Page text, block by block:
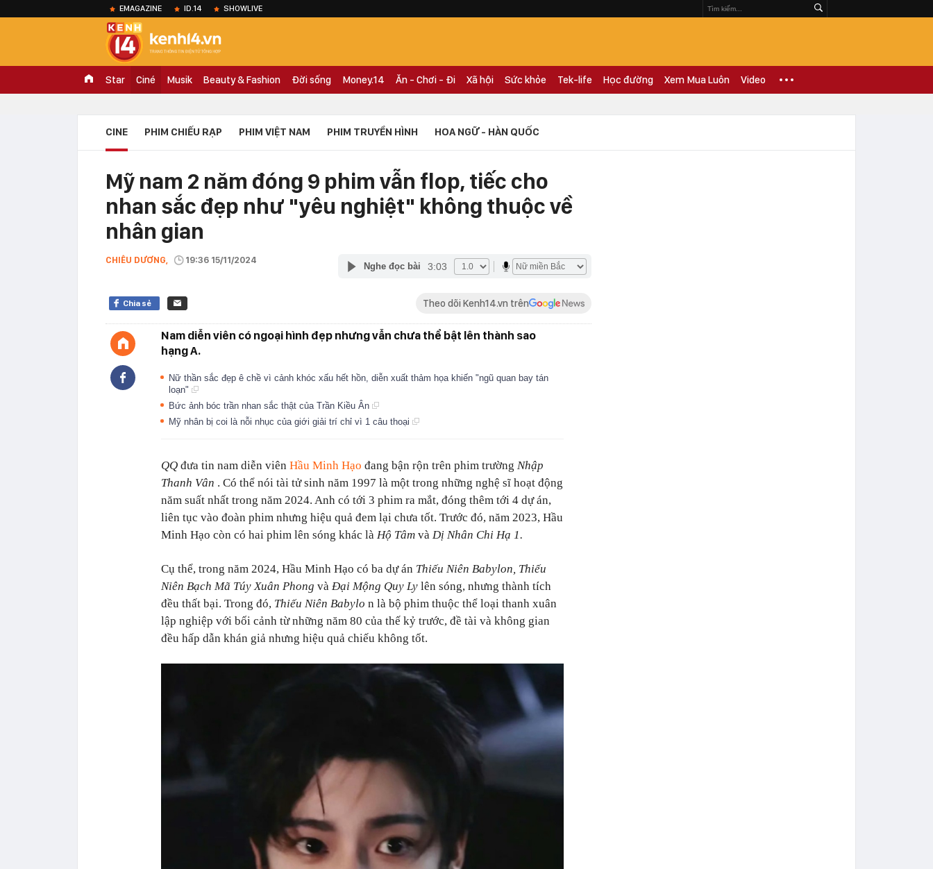
EMAGAZINE ID.14 SHOWLIVE
Star Ciné Musik Beauty & Fashion Đời sống Money.14 Ăn - Chơi - Đi Xã hội Sức khỏe Tek-life Học đường Xem Mua Luôn Video
CINE PHIM CHIẾU RẠP PHIM VIỆT NAM PHIM TRUYỀN HÌNH HOA NGỮ - HÀN QUỐC
Mỹ nam 2 năm đóng 9 phim vẫn flop, tiếc cho
nhan sắc đẹp như "yêu nghiệt" không thuộc về
nhân gian
CHIÊU DƯƠNG, 19:36 15/11/2024
Nghe đọc bài 3:03
Chia sẻ Theo dõi Kenh14.vn trên
Nam diễn viên có ngoại hình đẹp nhưng vẫn chưa thể bật lên thành sao
hạng A.
Nữ thần sắc đẹp ê chề vì cảnh khóc xấu hết hồn, diễn xuất thảm họa khiến "ngũ quan bay tán
loạn"
Bức ảnh bóc trần nhan sắc thật của Trần Kiều Ân
Mỹ nhân bị coi là nỗi nhục của giới giải trí chỉ vì 1 câu thoại
QQ đưa tin nam diễn viên Hầu Minh Hạo đang bận rộn trên phim trường Nhập
Thanh Vân . Có thể nói tài tử sinh năm 1997 là một trong những nghệ sĩ hoạt động
năm suất nhất trong năm 2024. Anh có tới 3 phim ra mắt, đóng thêm tới 4 dự án,
liên tục vào đoàn phim nhưng hiệu quả đem lại chưa tốt. Trước đó, năm 2023, Hầu
Minh Hạo còn có hai phim lên sóng khác là Hộ Tâm và Dị Nhân Chi Hạ 1.
Cụ thể, trong năm 2024, Hầu Minh Hạo có ba dự án Thiếu Niên Babylon, Thiếu
Niên Bạch Mã Túy Xuân Phong và Đại Mộng Quy Ly lên sóng, nhưng thành tích
đều thất bại. Trong đó, Thiếu Niên Babylo n là bộ phim thuộc thể loại thanh xuân
lập nghiệp với bối cảnh từ những năm 80 của thế kỷ trước, đề tài và không gian
đều hấp dẫn khán giả nhưng hiệu quả chiếu không tốt.